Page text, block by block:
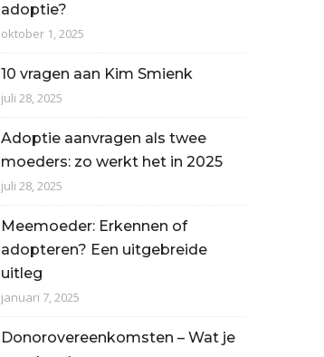
adoptie?
oktober 1, 2025
10 vragen aan Kim Smienk
juli 28, 2025
Adoptie aanvragen als twee
moeders: zo werkt het in 2025
juli 28, 2025
Meemoeder: Erkennen of
adopteren? Een uitgebreide
uitleg
januari 7, 2025
Donorovereenkomsten – Wat je